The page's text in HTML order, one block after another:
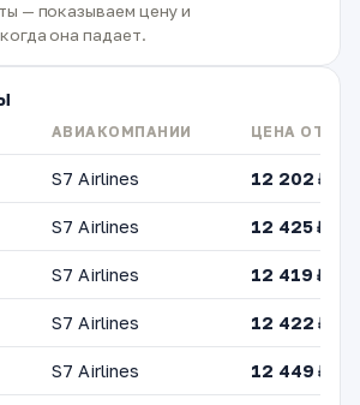
— показываем цену и
она падает.
АВИАКОМПАНИИ ЦЕНА ОТ
S7 Airlines 12 202 ₽
S7 Airlines 12 425 ₽
S7 Airlines 12 419 ₽
S7 Airlines 12 422 ₽
S7 Airlines 12 449 ₽